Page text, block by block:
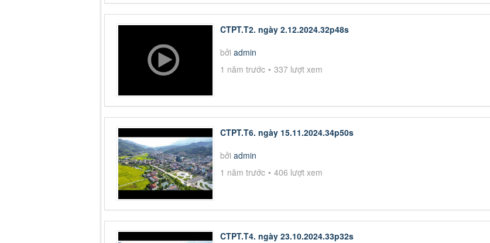
CTPT.T2. ngày 2.12.2024.32p48s
bởi admin
1 năm trước
337 lượt xem
CTPT.T6. ngày 15.11.2024.34p50s
bởi admin
1 năm trước
406 lượt xem
CTPT.T4. ngày 23.10.2024.33p32s